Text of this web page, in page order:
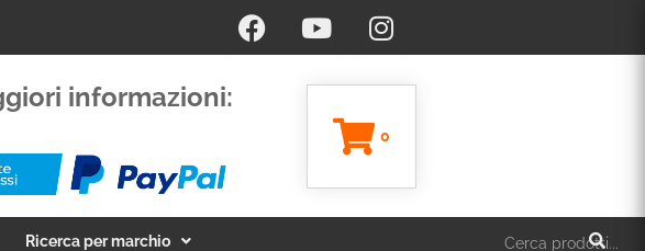
informazioni:
0
Ricerca per marchio